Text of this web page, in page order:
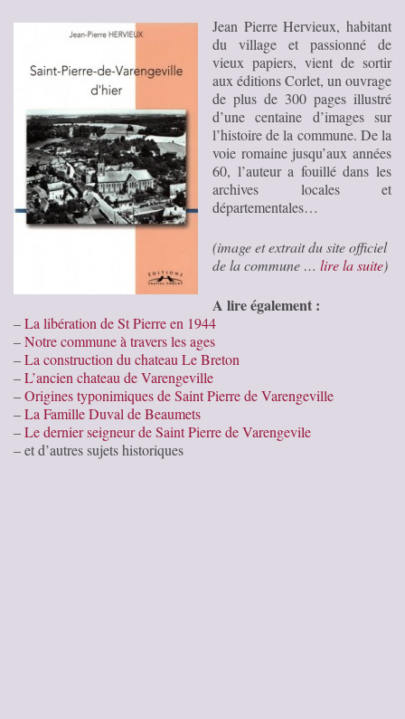
Jean Pierre Hervieux, habitant
du village et passionné de
vieux papiers, vient de sortir
aux éditions Corlet, un ouvrage
de plus de 300 pages illustré
d’une centaine d’images sur
l’histoire de la commune. De la
voie romaine jusqu’aux années
60, l’auteur a fouillé dans les
archives locales et
départementales…
(image et extrait du site officiel
de la commune … lire la suite)
A lire également :
–La libération de St Pierre en 1944
–Notre commune à travers les ages
–La construction du chateau Le Breton
–L’ancien chateau de Varengeville
–Origines typonimiques de Saint Pierre de Varengeville
–La Famille Duval de Beaumets
–Le dernier seigneur de Saint Pierre de Varengevile
– et d’autres sujets historiques